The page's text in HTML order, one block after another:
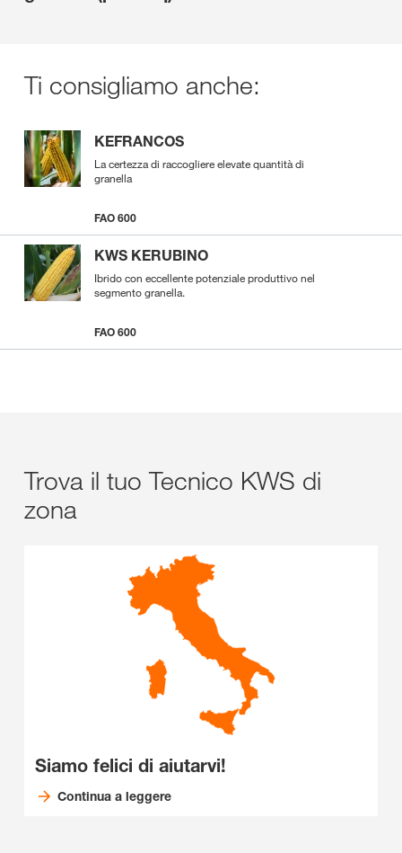
Ti consigliamo anche:
KEFRANCOS
La certezza di raccogliere elevate quantità di
granella
FAO 600
KWS KERUBINO
Ibrido con eccellente potenziale produttivo nel
segmento granella.
FAO 600
Trova il tuo Tecnico KWS di
zona
Siamo felici di aiutarvi!
Continua a leggere